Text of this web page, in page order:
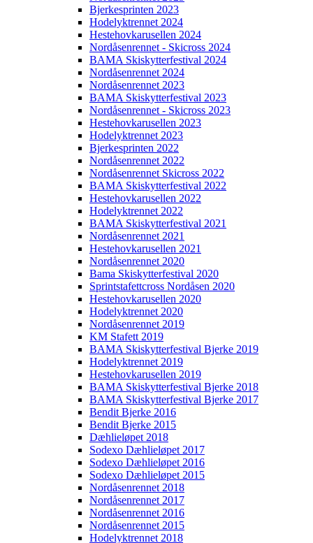
Bjerkesprinten 2023
Hodelyktrennet 2024
Hestehovkarusellen 2024
Nordåsenrennet - Skicross 2024
BAMA Skiskytterfestival 2024
Nordåsenrennet 2024
Nordåsenrennet 2023
BAMA Skiskytterfestival 2023
Nordåsenrennet - Skicross 2023
Hestehovkarusellen 2023
Hodelyktrennet 2023
Bjerkesprinten 2022
Nordåsenrennet 2022
Nordåsenrennet Skicross 2022
BAMA Skiskytterfestival 2022
Hestehovkarusellen 2022
Hodelyktrennet 2022
BAMA Skiskytterfestival 2021
Nordåsenrennet 2021
Hestehovkarusellen 2021
Nordåsenrennet 2020
Bama Skiskytterfestival 2020
Sprintstafettcross Nordåsen 2020
Hestehovkarusellen 2020
Hodelyktrennet 2020
Nordåsenrennet 2019
KM Stafett 2019
BAMA Skiskytterfestival Bjerke 2019
Hodelyktrennet 2019
Hestehovkarusellen 2019
BAMA Skiskytterfestival Bjerke 2018
BAMA Skiskytterfestival Bjerke 2017
Bendit Bjerke 2016
Bendit Bjerke 2015
Dæhlieløpet 2018
Sodexo Dæhlieløpet 2017
Sodexo Dæhlieløpet 2016
Sodexo Dæhlieløpet 2015
Nordåsenrennet 2018
Nordåsenrennet 2017
Nordåsenrennet 2016
Nordåsenrennet 2015
Hodelyktrennet 2018